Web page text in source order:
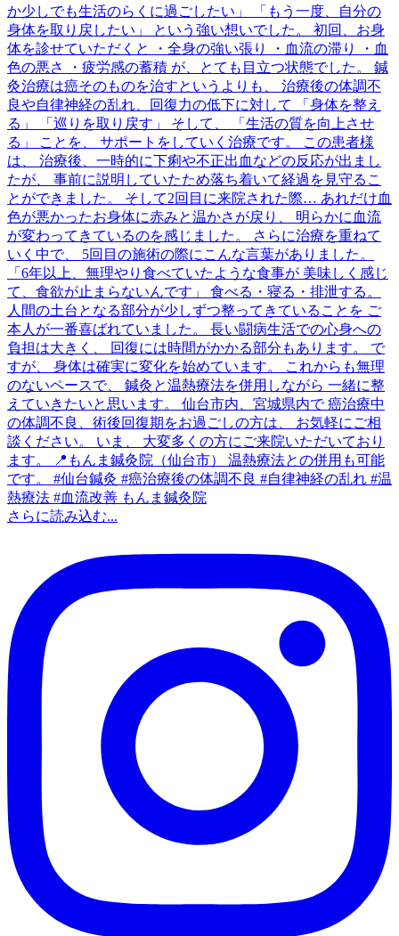
さらに読み込む...